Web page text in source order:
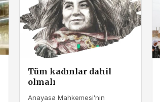
Tüm kadınlar dahil
olmalı
Anayasa Mahkemesi’nin